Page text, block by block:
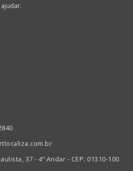
37 - 4º Andar - CEP: 01310-100